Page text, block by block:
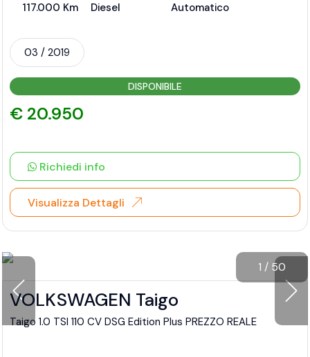
117.000 Km
Diesel
Automatico
03 / 2019
DISPONIBILE
€ 20.950
Richiedi info
Visualizza Dettagli
1 / 50
VOLKSWAGEN Taigo
Taigo 1.0 TSI 110 CV DSG Edition Plus PREZZO REALE